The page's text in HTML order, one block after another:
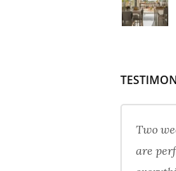
Two
are